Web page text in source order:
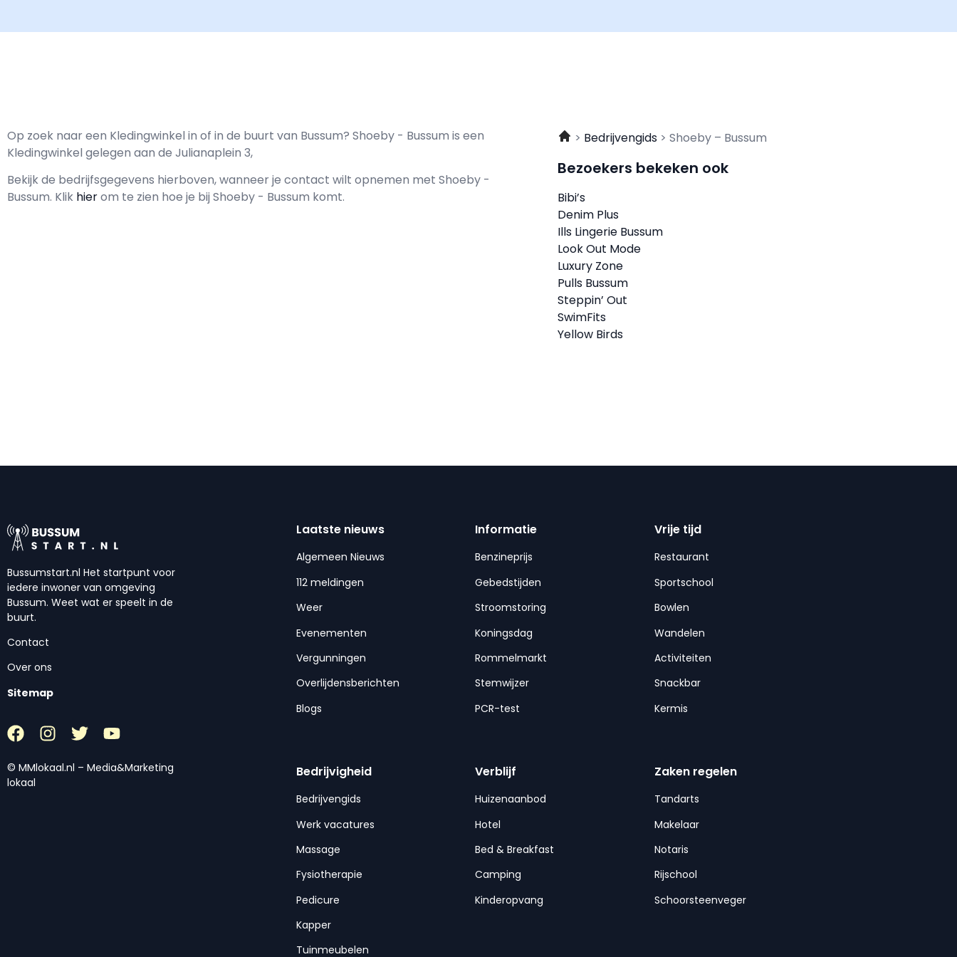
Op zoek naar een Kledingwinkel in of in de buurt van Bussum? Shoeby - Bussum is een
Kledingwinkel gelegen aan de Julianaplein 3,
Bekijk de bedrijfsgegevens hierboven, wanneer je contact wilt opnemen met Shoeby -
Bussum. Klik hierom te zien hoe je bij Shoeby - Bussum komt.
Bedrijvengids Shoeby – Bussum
Bezoekers bekeken ook
Bibi’s
Denim Plus
Ills Lingerie Bussum
Look Out Mode
Luxury Zone
Pulls Bussum
Steppin’ Out
SwimFits
Yellow Birds
Bussumstart.nl Het startpunt voor
iedere inwoner van omgeving
Bussum. Weet wat er speelt in de
buurt.
Contact
Over ons
Sitemap
© MMlokaal.nl – Media&Marketing
lokaal
Laatste nieuws
Algemeen Nieuws
112 meldingen
Weer
Evenementen
Vergunningen
Overlijdensberichten
Blogs
Informatie
Benzineprijs
Gebedstijden
Stroomstoring
Koningsdag
Rommelmarkt
Stemwijzer
PCR-test
Vrije tijd
Restaurant
Sportschool
Bowlen
Wandelen
Activiteiten
Snackbar
Kermis
Bedrijvigheid
Bedrijvengids
Werk vacatures
Massage
Fysiotherapie
Pedicure
Kapper
Tuinmeubelen
Verblijf
Huizenaanbod
Hotel
Bed & Breakfast
Camping
Kinderopvang
Zaken regelen
Tandarts
Makelaar
Notaris
Rijschool
Schoorsteenveger